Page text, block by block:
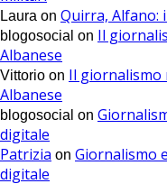
Laura on Quirra, Alfano:
blogosocial on Il
Albanese
Vittorio on Il giornalismo
Albanese
blogosocial on
digitale
Patrizia on Giornalismo
digitale